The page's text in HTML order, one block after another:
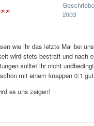
2003
wie ihr das letzte Mal bei
wird stets bestraft und nach
solltet ihr nicht
mit einem knappen 0:1
es uns zeigen!